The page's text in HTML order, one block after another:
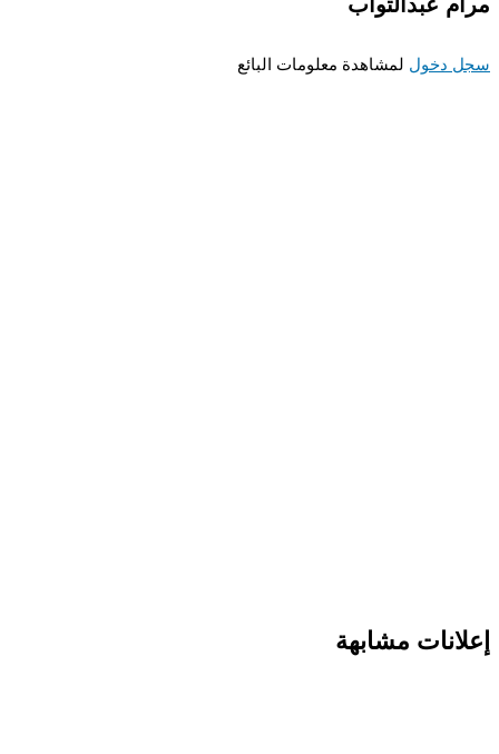
دخوللمشاهدة معلومات البائع
مشابهة